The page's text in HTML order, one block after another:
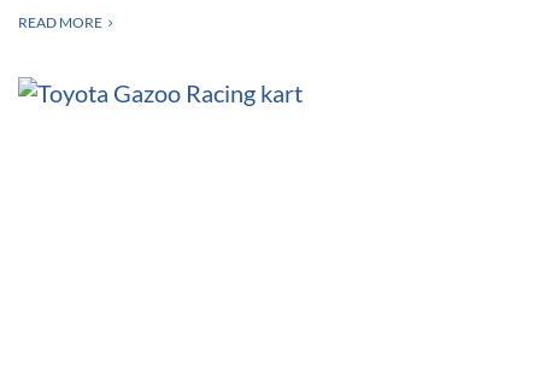
READ MORE